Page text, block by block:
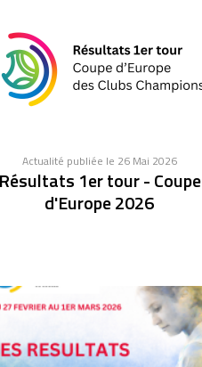
Actualité publiée le 26 Mai 2026
Résultats 1er tour - Coupe
d'Europe 2026